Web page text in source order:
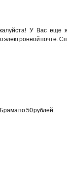
У Вас еще
электронной почте.
по 50 рублей.